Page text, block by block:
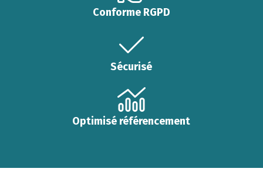
Conforme RGPD
Sécurisé
Optimisé référencement